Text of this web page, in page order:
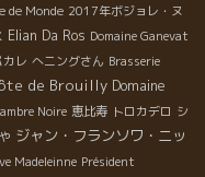
de Monde 2017年ボジョレ・ヌ
Elian Da Ros Domaine Ganevat
レ へニングさん Brasserie
de Brouilly Domaine
Noire 恵比寿 トロカデロ シ
ジャン・フランソワ・ニッ
Madeleinne Président